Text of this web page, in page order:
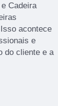
Cadeira
acontece
e
do cliente e a